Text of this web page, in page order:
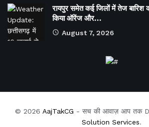
रायपुर समेत कई जिलों में तेज बारिश
किया ऑरेंज और…
August 7, 2026
© 2026 AajTakCG - सच की आवाज़ आप तक
Solution Services.